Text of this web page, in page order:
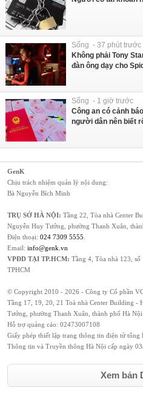
Sống - 37 phút trước
Không phải Tony
đàn ông dạy cho
Sống - 1 giờ trước
Công an có cảnh
người dân nên biết
GenK
Chịu trách nhiệm quản lý nội dung:
Bà Nguyễn Bích Minh
TRỤ SỞ HÀ NỘI: Tầng 22, Tòa nhà Center
Nguyễn Huy Tưởng, phường Thanh Xuân,
Điện thoại: 024 7309 5555
Email: info@genk.vn
VPĐD TẠI TP.HCM: Tầng 4, Tòa nhà 123, số
TPHCM
© Copyright 2010 - 2026 - Công ty Cổ phần
Tầng 17, 19, 20, 21 Toà nhà Center Building -
Tưởng, phường Thanh Xuân, thành phố Hà Nội
Hỗ trợ quảng cáo: 02473007108
Giấy phép thiết lập trang thông tin điện tử
Thông tin và Truyền thông Hà Nội cấp ngày
Xem bản